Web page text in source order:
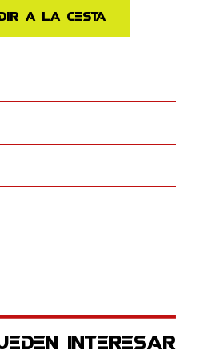
a la cesta
INTERESAR